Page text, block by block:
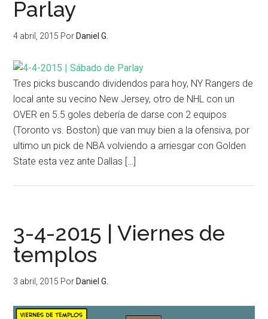
Parlay
4 abril, 2015 Por Daniel G.
Tres picks buscando dividendos para hoy, NY Rangers de
local ante su vecino New Jersey, otro de NHL con un
OVER en 5.5 goles debería de darse con 2 equipos
(Toronto vs. Boston) que van muy bien a la ofensiva, por
ultimo un pick de NBA volviendo a arriesgar con Golden
State esta vez ante Dallas […]
3-4-2015 | Viernes de
templos
3 abril, 2015 Por Daniel G.